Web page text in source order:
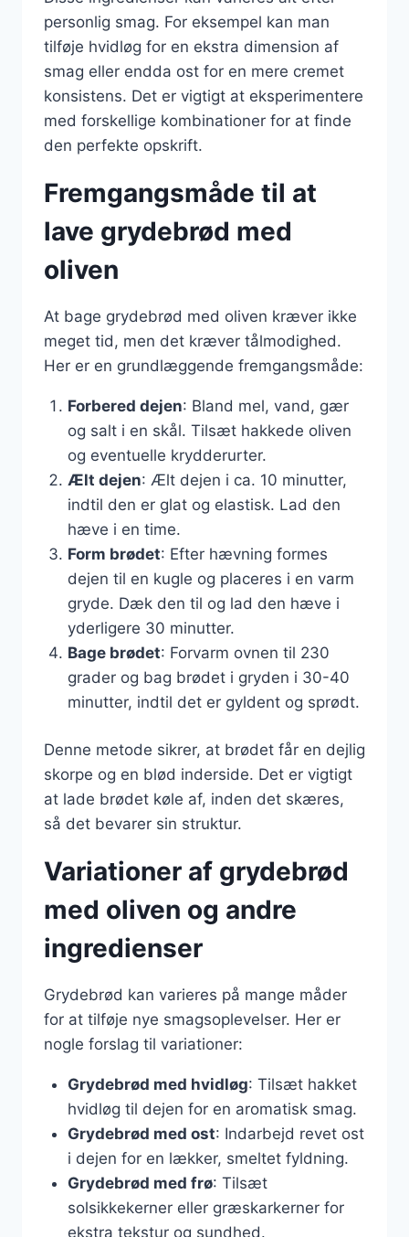
personlig smag. For eksempel kan man
tilføje hvidløg for en ekstra dimension af
smag eller endda ost for en mere cremet
konsistens. Det er vigtigt at eksperimentere
med forskellige kombinationer for at finde
den perfekte opskrift.
Fremgangsmåde til at
lave grydebrød med
oliven
At bage grydebrød med oliven kræver ikke
meget tid, men det kræver tålmodighed.
Her er en grundlæggende fremgangsmåde:
Forbered dejen: Bland mel, vand, gær
og salt i en skål. Tilsæt hakkede oliven
og eventuelle krydderurter.
Ælt dejen: Ælt dejen i ca. 10 minutter,
indtil den er glat og elastisk. Lad den
hæve i en time.
Form brødet: Efter hævning formes
dejen til en kugle og placeres i en varm
gryde. Dæk den til og lad den hæve i
yderligere 30 minutter.
Bage brødet: Forvarm ovnen til 230
grader og bag brødet i gryden i 30-40
minutter, indtil det er gyldent og sprødt.
Denne metode sikrer, at brødet får en dejlig
skorpe og en blød inderside. Det er vigtigt
at lade brødet køle af, inden det skæres,
så det bevarer sin struktur.
Variationer af grydebrød
med oliven og andre
ingredienser
Grydebrød kan varieres på mange måder
for at tilføje nye smagsoplevelser. Her er
nogle forslag til variationer:
Grydebrød med hvidløg: Tilsæt hakket
hvidløg til dejen for en aromatisk smag.
Grydebrød med ost: Indarbejd revet ost
i dejen for en lækker, smeltet fyldning.
Grydebrød med frø: Tilsæt
solsikkekerner eller græskarkerner for
ekstra tekstur og sundhed.